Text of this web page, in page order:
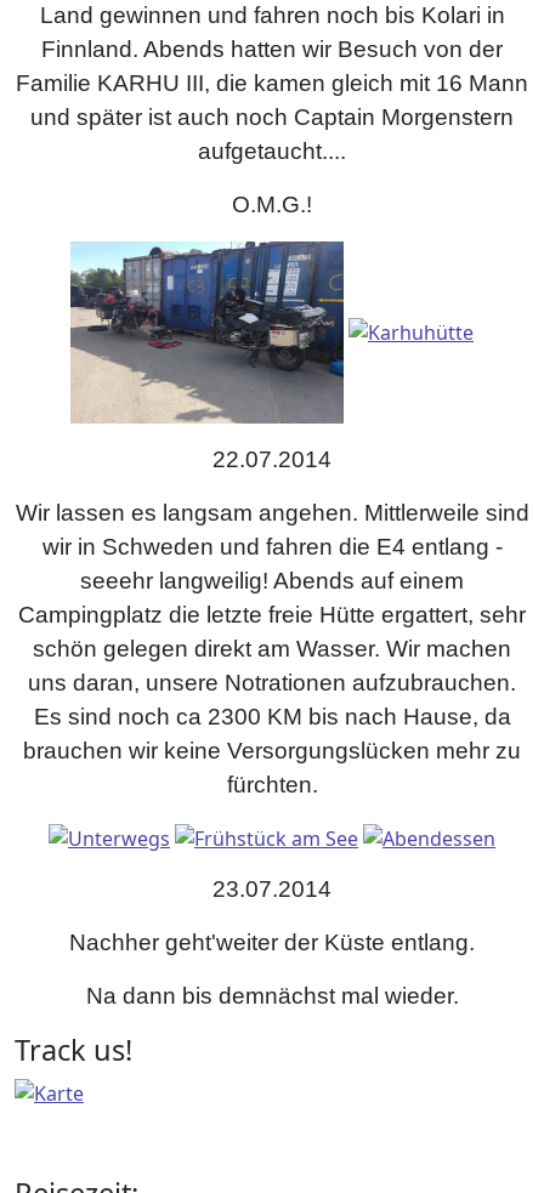
Land gewinnen und fahren noch bis Kolari in
Finnland. Abends hatten wir Besuch von der
Familie KARHU III, die kamen gleich mit 16 Mann
und später ist auch noch Captain Morgenstern
aufgetaucht....
O.M.G.!
22.07.2014
Wir lassen es langsam angehen. Mittlerweile sind
wir in Schweden und fahren die E4 entlang -
seeehr langweilig! Abends auf einem
Campingplatz die letzte freie Hütte ergattert, sehr
schön gelegen direkt am Wasser. Wir machen
uns daran, unsere Notrationen aufzubrauchen.
Es sind noch ca 2300 KM bis nach Hause, da
brauchen wir keine Versorgungslücken mehr zu
fürchten.
23.07.2014
Nachher geht'weiter der Küste entlang.
Na dann bis demnächst mal wieder.
Track us!